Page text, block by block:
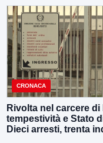
CRONACA
Rivolta nel carcere
tempestività e Stato
Dieci arresti, trenta